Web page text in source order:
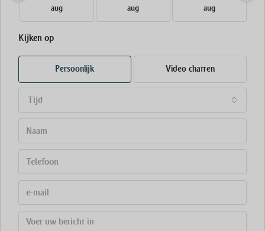
aug aug aug
Kijken op
Persoonlijk Video chatten
Tijd